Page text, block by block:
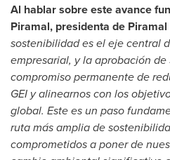
Al hablar sobre este avance
Piramal, presidenta de
sostenibilidad es el eje central
empresarial, y la aprobación
compromiso permanente de
GEI y alinearnos con los
global. Este es un paso
ruta más amplia de
comprometidos a poner de